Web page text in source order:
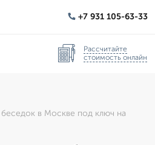
+7 931 105-63-33
Рассчитайте
стоимость онлайн
в Москве под ключ на